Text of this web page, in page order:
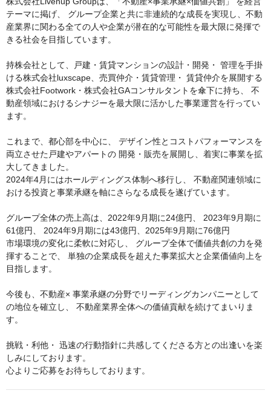
テーマに掲げ、 グループ企業と共に非連続的な成長を実現し、不動
産業界に関わる全ての人や企業が潜在的な可能性を最大限に発揮で
きる社会を目指しています。
持株会社として、戸建・賃貸マンションの設計・開発・ 管理を手掛
ける株式会社luxscape、売買仲介・賃貸管理・ 賃貸仲介を展開する
株式会社Footwork・株式会社GAコンサルタントを傘下に持ち、 不
動産領域におけるシナジーを最大限に活かした事業運営を行ってい
ます。
これまで、都心部を中心に、 デザイン性とコストパフォーマンスを
両立させた戸建やアパートの 開発・販売を展開し、着実に事業を拡
大してきました。
2024年4月にはホールディングス体制へ移行し、 不動産関連領域に
おける投資と事業承継を軸にさらなる成長を遂げています。
グループ全体の売上高は、2022年9月期に24億円、 2023年9月期に
61億円、 2024年9月期には43億円、2025年9月期に76億円
市場環境の変化に柔軟に対応し、 グループ全体で価値共創の力を発
揮することで、 単独の企業成長を超えた事業拡大と企業価値向上を
目指します。
今後も、不動産× 事業承継の分野でリーディングカンパニーとして
の地位を確立し、 不動産業界全体への価値貢献を続けてまいりま
す。
挑戦・利他・ 迅速の行動指針に共感してくださる方との出逢いを楽
しみにしております。
心よりご応募をお待ちしております。